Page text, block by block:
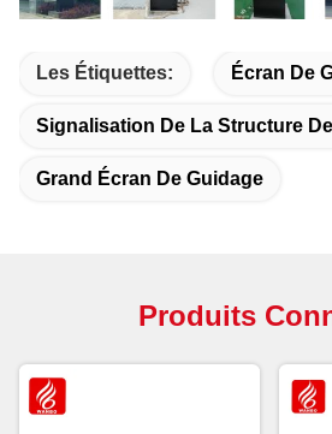
Les Étiquettes: Écran De
Signalisation De La Structure
Grand Écran De Guidage
Produits